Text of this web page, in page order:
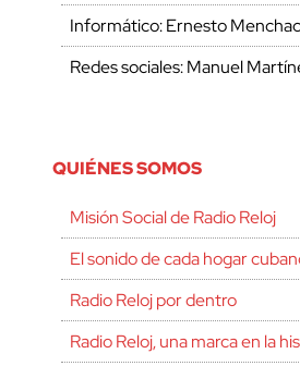
Informático: Ernesto
Redes sociales: Manuel
QUIÉNES SOMOS
Misión Social de Radio Reloj
El sonido de cada hogar
Radio Reloj por dentro
Radio Reloj, una marca en la